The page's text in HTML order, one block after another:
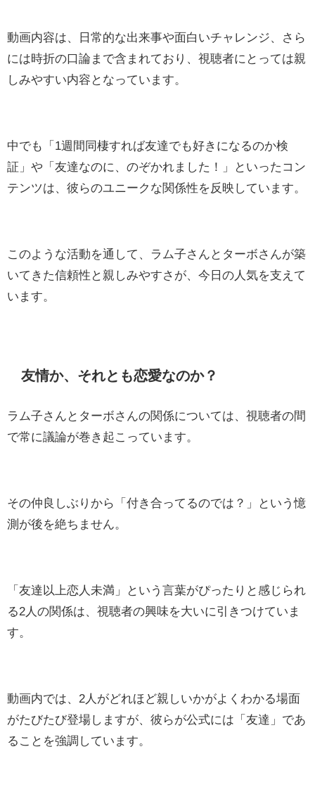
動画内容は、日常的な出来事や面白いチャレンジ、さら
には時折の口論まで含まれており、視聴者にとっては親
しみやすい内容となっています。
中でも「1週間同棲すれば友達でも好きになるのか検
証」や「友達なのに、のぞかれました！」といったコン
テンツは、彼らのユニークな関係性を反映しています。
このような活動を通して、ラム子さんとターボさんが築
いてきた信頼性と親しみやすさが、今日の人気を支えて
います。
友情か、それとも恋愛なのか？
ラム子さんとターボさんの関係については、視聴者の間
で常に議論が巻き起こっています。
その仲良しぶりから「付き合ってるのでは？」という憶
測が後を絶ちません。
「友達以上恋人未満」という言葉がぴったりと感じられ
る2人の関係は、視聴者の興味を大いに引きつけていま
す。
動画内では、2人がどれほど親しいかがよくわかる場面
がたびたび登場しますが、彼らが公式には「友達」であ
ることを強調しています。